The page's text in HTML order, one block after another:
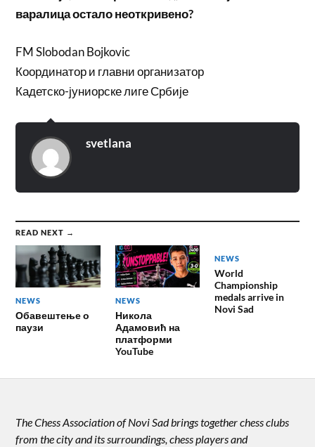
варалица остало неоткривено?
FM Slobodan Bojkovic
Координатор и главни организатор
Кадетско-јуниорске лиге Србије
svetlana
READ NEXT →
NEWS
Обавештење о
паузи
NEWS
Никола
Адамовић на
платформи
YouTube
NEWS
World
Championship
medals arrive in
Novi Sad
The Chess Association of Novi Sad brings together chess clubs
from the city and its surroundings, chess players and